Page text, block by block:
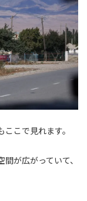
こで見れます。
が広がっていて、